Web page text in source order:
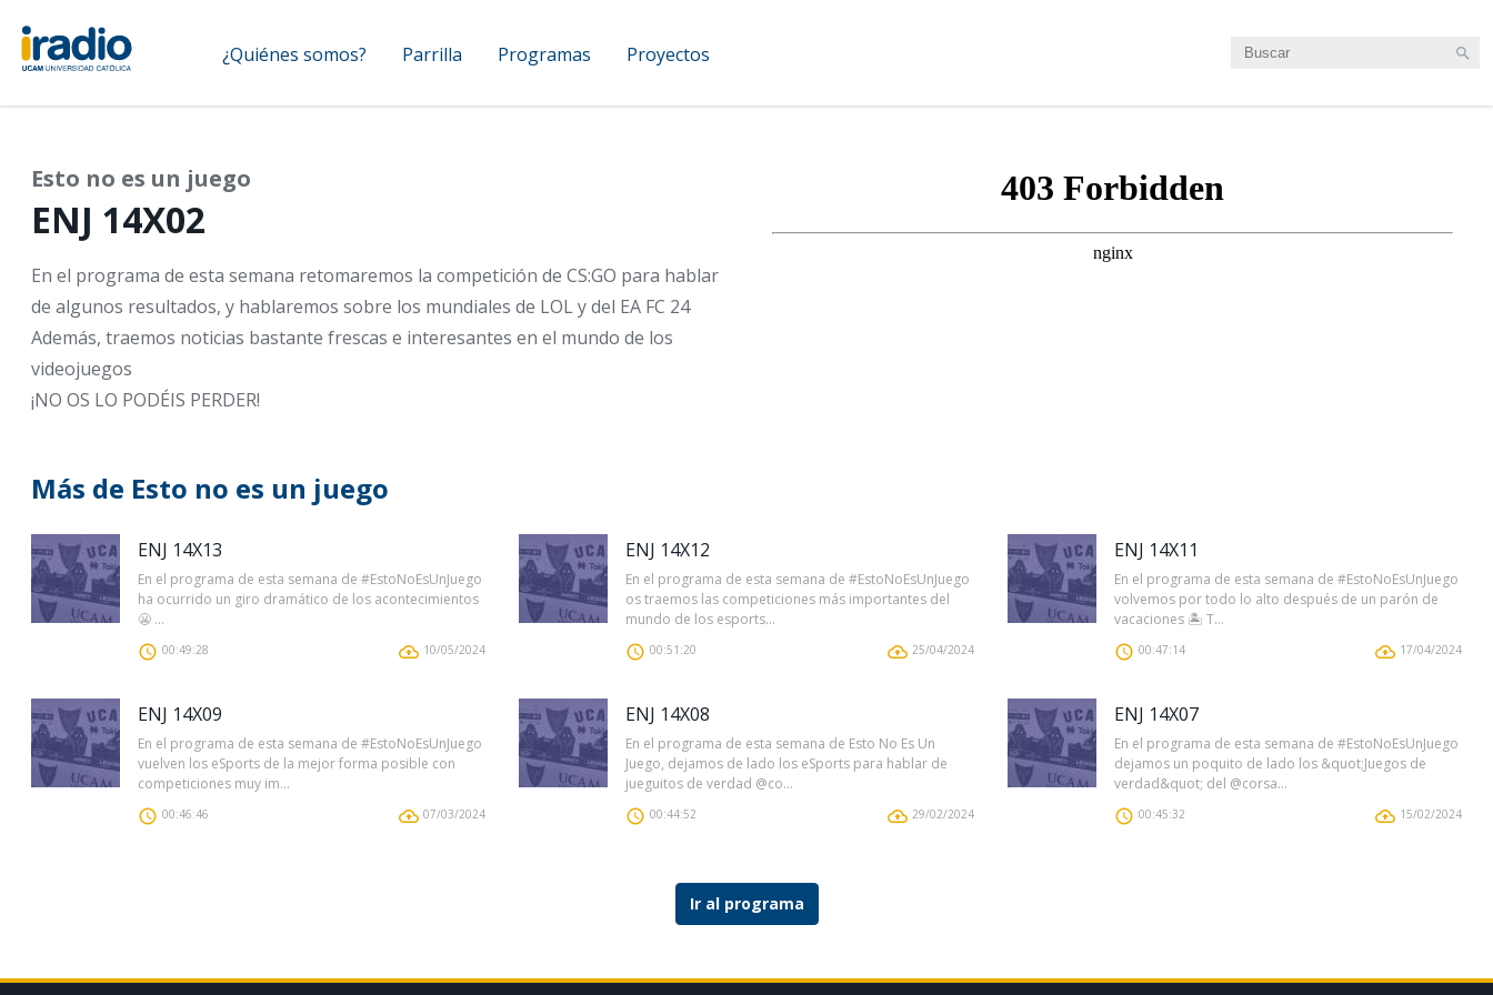
contenido
principal
Navegación
principal
¿Quiénes somos? Parrilla Programas Proyectos
Esto no es un juego
ENJ 14X02
En el programa de esta semana retomaremos la competición de CS:GO para hablar
de algunos resultados, y hablaremos sobre los mundiales de LOL y del EA FC 24
Además, traemos noticias bastante frescas e interesantes en el mundo de los
videojuegos
¡NO OS LO PODÉIS PERDER!
Más de Esto no es un juego
ENJ 14X13
En el programa de esta semana de #EstoNoEsUnJuego
ha ocurrido un giro dramático de los acontecimientos
😬 ...
00:49:28 10/05/2024
ENJ 14X12
En el programa de esta semana de #EstoNoEsUnJuego
os traemos las competiciones más importantes del
mundo de los esports...
00:51:20 25/04/2024
ENJ 14X11
En el programa de esta semana de #EstoNoEsUnJuego
volvemos por todo lo alto después de un parón de
vacaciones 🏝 T...
00:47:14 17/04/2024
ENJ 14X09
En el programa de esta semana de #EstoNoEsUnJuego
vuelven los eSports de la mejor forma posible con
competiciones muy im...
00:46:46 07/03/2024
ENJ 14X08
En el programa de esta semana de Esto No Es Un
Juego, dejamos de lado los eSports para hablar de
jueguitos de verdad @co...
00:44:52 29/02/2024
ENJ 14X07
En el programa de esta semana de #EstoNoEsUnJuego
dejamos un poquito de lado los &quot;Juegos de
verdad&quot; del @corsa...
00:45:32 15/02/2024
Ir al programa